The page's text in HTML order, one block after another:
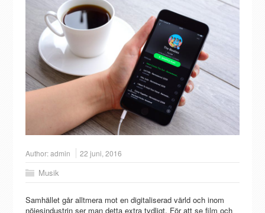
Author:admin 22 juni, 2016
Musik
Samhället går alltmera mot en digitaliserad värld och inom
nöjesindustrin ser man detta extra tydligt. För att se film och